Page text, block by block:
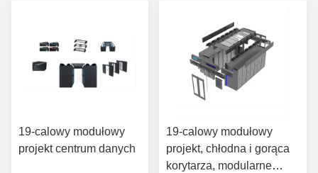
19-calowy modułowy
projekt centrum danych
19-calowy modułowy
projekt, chłodna i gorąca
korytarza, modularne